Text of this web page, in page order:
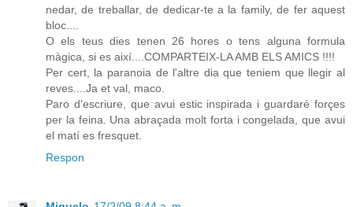
nedar, de treballar, de dedicar-te a la family, de fer aquest
bloc....
O els teus dies tenen 26 hores o tens alguna formula
màgica, si es així....COMPARTEIX-LA AMB ELS AMICS !!!!
Per cert, la paranoia de l'altre dia que teniem que llegir al
reves....Ja et val, maco.
Paro d'escriure, que avui estic inspirada i guardaré forçes
per la feina. Una abraçada molt forta i congelada, que avui
el matí es fresquet.
Respon